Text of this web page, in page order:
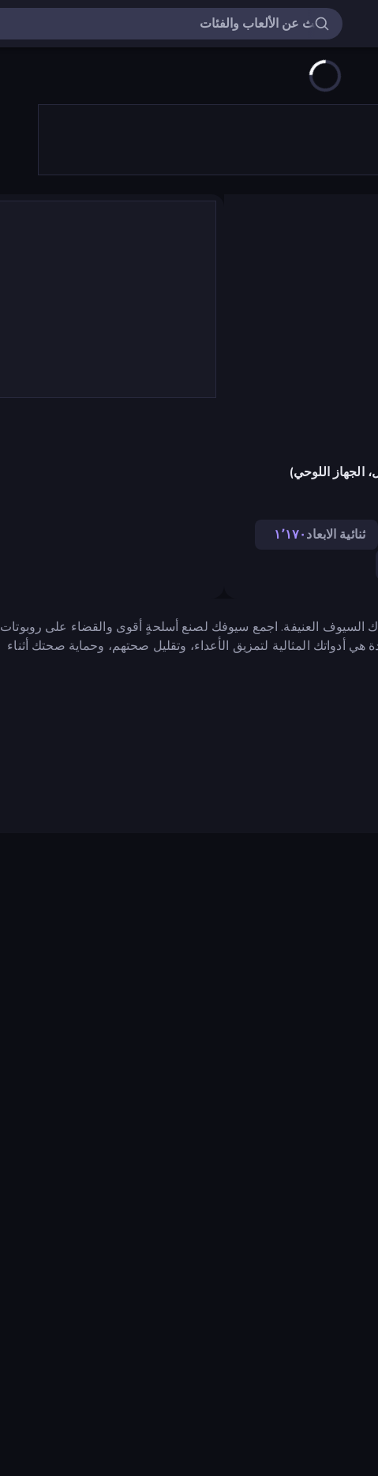
الجهاز اللوحي)
ثنائية الابعاد١٬١٧٠
السيوف العنيفة. اجمع سيوفك لصنع أسلحةٍ أقوى والقضاء على روبوتات
أدواتك المثالية لتمزيق الأعداء، وتقليل صحتهم، وحماية صحتك أثناء